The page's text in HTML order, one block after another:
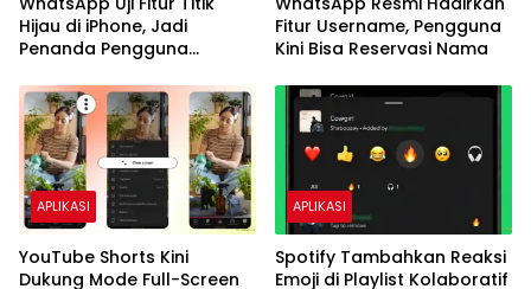
Hijau di iPhone, Jadi
Penanda Pengguna
Fitur Username, Pengguna
Kini Bisa Reservasi Nama
APLIKASI
YouTube Shorts Kini
Dukung Mode Full-Screen
APLIKASI
Spotify Tambahkan Reaksi
Emoji di Playlist Kolaboratif